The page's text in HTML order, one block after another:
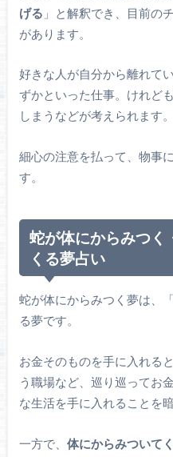
げる 」と解釈でき、目前の
があります。
好きな人が自分から離れて
ずかといった仕事。けれど
しまうなどが考えられます。
細心の注意を払って、物事
す。
蛇が体にからみつく
くる夢占い
蛇が体にからみつく夢は、
る夢です。
お金そのものを手に入れる
う職場など、巡り巡ってお
な生活を手に入れることを
一方で、 体にからみついて